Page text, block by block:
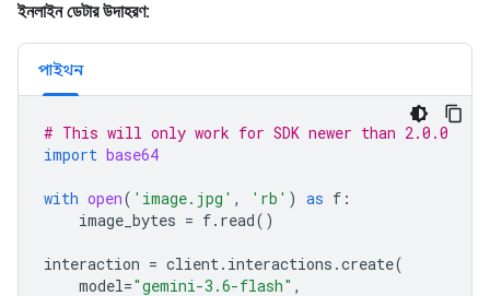
ইনলাইন ডেটার উদাহরণ:
পাইথন
# This will only work for SDK newer than 2.0.0
import base64
with open( 'image.jpg' , 'rb' ) as f :
image_bytes = f. read()
interaction = client. interactions .create(
model="gemini-3.6-flash" ,